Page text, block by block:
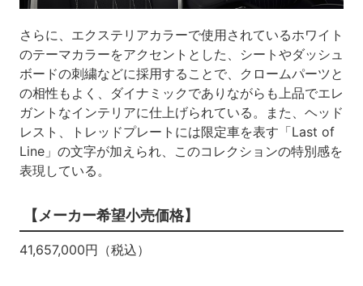
さらに、エクステリアカラーで使用されているホワイト
のテーマカラーをアクセントとした、シートやダッシュ
ボードの刺繍などに採用することで、クロームパーツと
の相性もよく、ダイナミックでありながらも上品でエレ
ガントなインテリアに仕上げられている。また、ヘッド
レスト、トレッドプレートには限定車を表す「Last of
Line」の文字が加えられ、このコレクションの特別感を
表現している。
【メーカー希望小売価格】
41,657,000円（税込）